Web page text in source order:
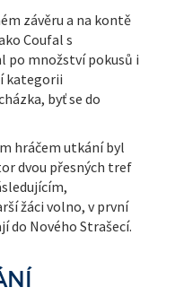
závěru a na kontě
Coufal s
po množství pokusů i
kategorii
byť se do
hráčem utkání byl
dvou přesných tref
žáci volno, v první
do Nového Strašecí.